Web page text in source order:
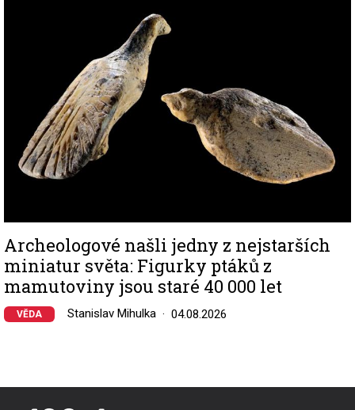
Archeologové našli jedny z nejstarších
miniatur světa: Figurky ptáků z
mamutoviny jsou staré 40 000 let
VĚDA Stanislav Mihulka 04.08.2026